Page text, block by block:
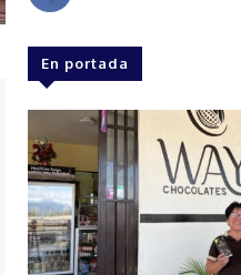
En portada